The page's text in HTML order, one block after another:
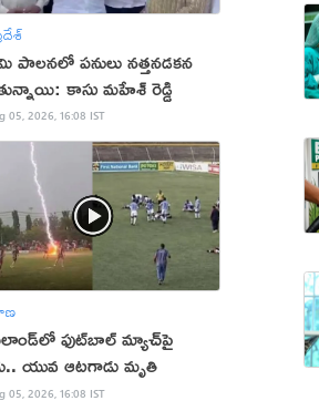
పాలనలో పనులు నత్తనడకన
కాసు మహేశ్ రెడ్డి
05, 2026, 16:08 IST
ఫుట్‌బాల్ మ్యాచ్‌పై
యువ ఆటగాడు మృతి
05, 2026, 16:08 IST